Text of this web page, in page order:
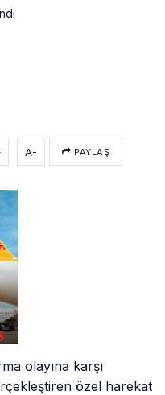
A- PAYLAŞ
olayına karşı
özel harekat